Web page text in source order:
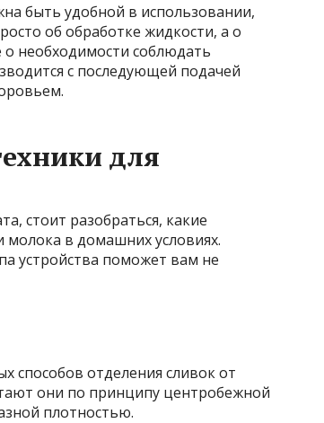
быть удобной в использовании,
об обработке жидкости, а о
о необходимости соблюдать
с последующей подачей
для
стоит разобраться, какие
молока в домашних условиях.
устройства поможет вам не
способов отделения сливок от
они по принципу центробежной
плотностью.